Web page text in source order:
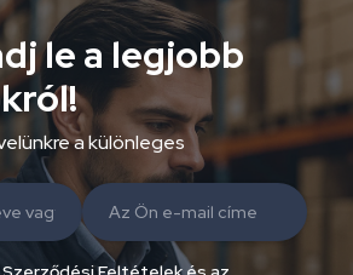
le a legjobb
a különleges